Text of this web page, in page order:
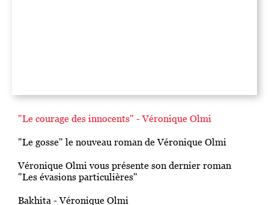
"Le courage des innocents" - Véronique Olmi
"Le gosse" le nouveau roman de Véronique Olmi
Véronique Olmi vous présente son dernier roman
"Les évasions particulières"
Bakhita - Véronique Olmi